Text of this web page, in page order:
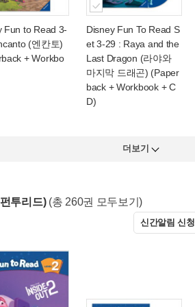
Fun to Read 3-
(엔칸토)
+ Workbo
Disney Fun To Read S
et 3-29 : Raya and the
Last Dragon (라야와
마지막 드래곤) (Paper
back + Workbook + C
D)
더보기
투리드) (총 260권 모두보기)
신간알림 신청